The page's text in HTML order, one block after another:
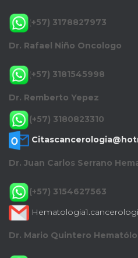
(+57) 3178827973
Dr. Rafael Niño Oncologo
(+57) 3181545998
Dr. Remberto Yepez
(+57) 3180823310
Dr. Juan Carlos Serrano
(+57) 3154627563
Dr. Mario Quintero